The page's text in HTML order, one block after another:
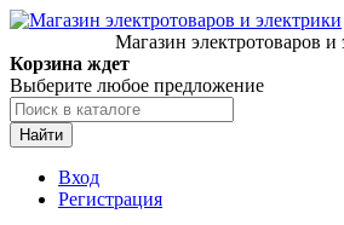
Магазин электротоваров и
Корзина ждет
Выберите любое предложение
Найти
Вход
Регистрация